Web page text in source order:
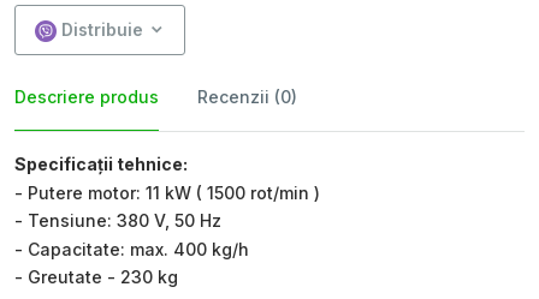
Distribuie
Descriere produs Recenzii (0)
Specificații tehnice:
- Putere motor: 11 kW ( 1500 rot/min )
- Tensiune: 380 V, 50 Hz
- Capacitate: max. 400 kg/h
- Greutate - 230 kg